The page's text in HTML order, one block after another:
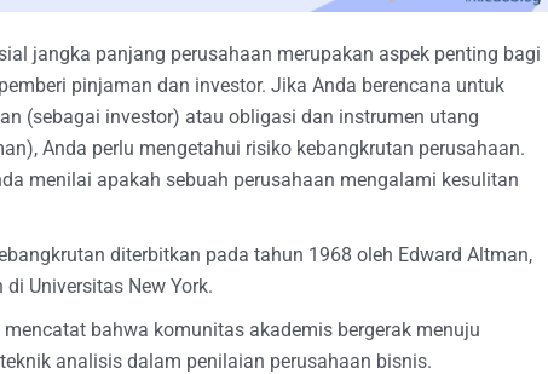
jangka panjang perusahaan merupakan aspek penting bagi
pinjaman dan investor. Jika Anda berencana untuk
(sebagai investor) atau obligasi dan instrumen utang
Anda perlu mengetahui risiko kebangkrutan perusahaan.
menilai apakah sebuah perusahaan mengalami kesulitan
diterbitkan pada tahun 1968 oleh Edward Altman,
Universitas New York.
bahwa komunitas akademis bergerak menuju
analisis dalam penilaian perusahaan bisnis.